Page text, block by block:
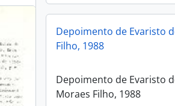
Depoimento de Evaristo
Filho, 1988
Depoimento de Evaristo
Moraes Filho, 1988